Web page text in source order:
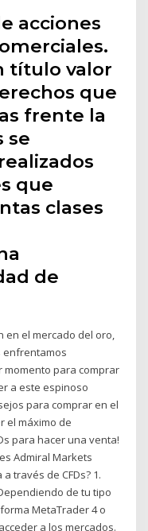
acciones
título valor
que
frente la
se
que
clases
de
en el mercado del oro,
enfrentamos
momento para comprar
a este espinoso
para comprar en el
el máximo de
para hacer una venta!
Admiral Markets
través de CFDs? 1.
de tu tipo
MetaTrader 4 o
a los mercados.